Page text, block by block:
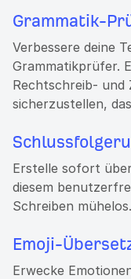
Grammatik-
Verbessere deine
Grammatikprüfer.
Rechtschreib- und
sicherzustellen,
Erstelle sofort
diesem
Schreiben mühelos.
Emoji-
Erwecke